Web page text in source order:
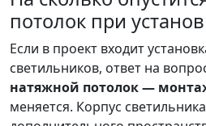
потолок при
Если в проект входит
светильников, ответ на
натяжной потолок —
меняется. Корпус